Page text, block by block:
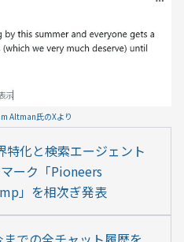
Altman氏のXより
特化と検索エージェント
ーク「Pioneers
」を相次ぎ発表